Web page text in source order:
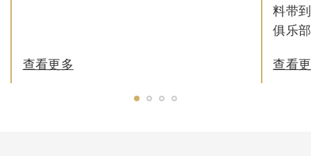
查看更多
料带
俱乐
查看